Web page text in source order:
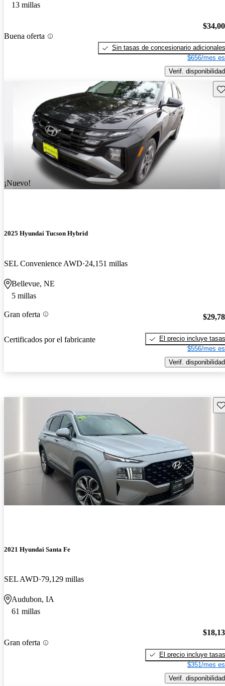
13 millas
Buena oferta
Sin tasas de concesionario adicionales
$656/mes
Verif. disponibilidad
¡Nuevo!
2025 Hyundai Tucson Hybrid
SEL Convenience AWD 24,151 millas
Bellevue, NE
5 millas
Gran oferta
Certificados por el fabricante
El precio incluye tasas
$556/mes
Verif. disponibilidad
2021 Hyundai Santa Fe
SEL AWD 79,129 millas
Audubon, IA
61 millas
Gran oferta
El precio incluye tasas
$351/mes
Verif. disponibilidad